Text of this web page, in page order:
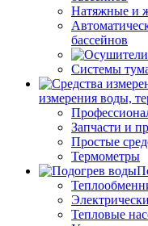
Натяжные и
бассейнов
Системы
измерения воды,
Запчасти и
Простые
Термометры
Тепловые